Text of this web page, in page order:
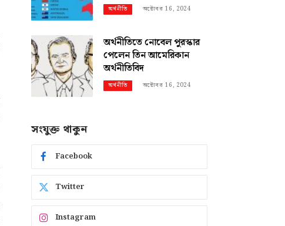
অর্থনীতি অক্টোবর 16, 2024
অর্থনীতিতে নোবেল পুরস্কার
পেলেন তিন আমেরিকান
অর্থনীতিবিদ
অর্থনীতি অক্টোবর 16, 2024
সংযুক্ত থাকুন
Facebook
Twitter
Instagram